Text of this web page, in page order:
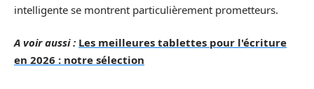
intelligente se montrent particulièrement prometteurs.
A voir aussi : Les meilleures tablettes pour l'écriture
en 2026 : notre sélection